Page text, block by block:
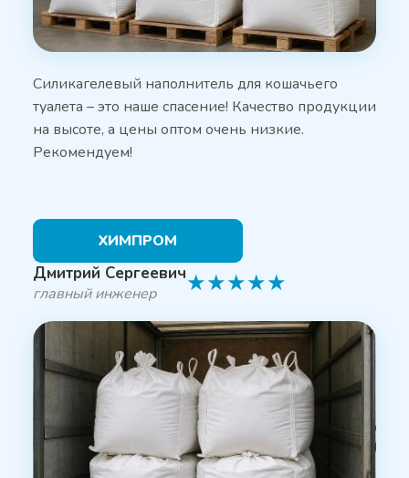
Силикагелевый наполнитель для кошачьего
туалета – это наше спасение! Качество продукции
на высоте, а цены оптом очень низкие.
Рекомендуем!
ХИМПРОМ
Дмитрий Сергеевич
главный инженер ★★★★★